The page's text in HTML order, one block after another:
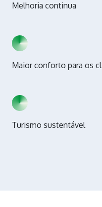
Melhoria continua
Maior conforto para os
Turismo sustentável